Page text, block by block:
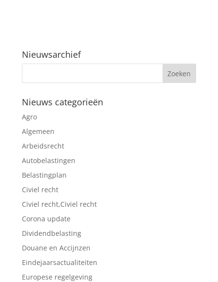
Nieuwsarchief
Nieuws categorieën
Agro
Algemeen
Arbeidsrecht
Autobelastingen
Belastingplan
Civiel recht
Civiel recht,Civiel recht
Corona update
Dividendbelasting
Douane en Accijnzen
Eindejaarsactualiteiten
Europese regelgeving